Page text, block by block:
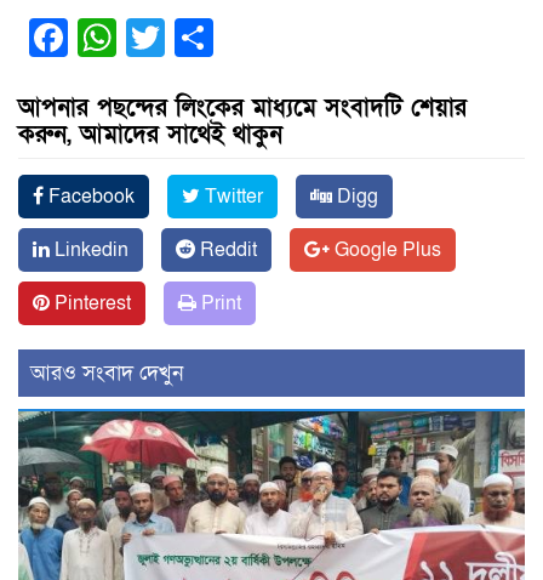
Facebook
WhatsApp
Twitter
আপনার পছন্দের লিংকের মাধ্যমে সংবাদটি শেয়ার
করুন, আমাদের সাথেই থাকুন
Facebook Twitter
Digg
Linkedin
Reddit
Google Plus
Pinterest
Print
আরও সংবাদ দেখুন